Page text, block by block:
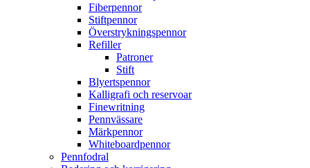
Fiberpennor
Stiftpennor
Överstrykningspennor
Refiller
Patroner
Stift
Blyertspennor
Kalligrafi och reservoar
Finewritning
Pennvässare
Märkpennor
Whiteboardpennor
Pennfodral